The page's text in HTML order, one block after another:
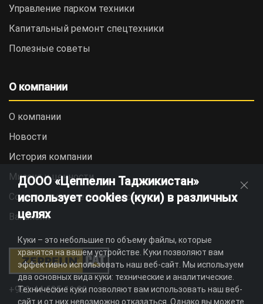
Управление парком техники
Капитальный ремонт спецтехники
Полезные советы
О компании
О компании
Новости
История компании
Миссия и ценности
Социальная ответственность
Вакансии
+992 44 625 11 22
ДООО «Цеппелин Таджикистан»
использует cookies (куки) в различных
целях
Куки – это небольшие по объему файлы, которые
хранятся на вашем устройстве. Куки позволяют вам
эффективно использовать наш веб-сайт. Мы используем
два основных вида куки: технические и аналитические.
Технические куки позволяют вам использовать наш веб-
сайт и от них невозможно отказаться. Однако вы можете